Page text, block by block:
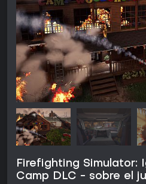
Firefighting Simulator:
Camp DLC - sobre el